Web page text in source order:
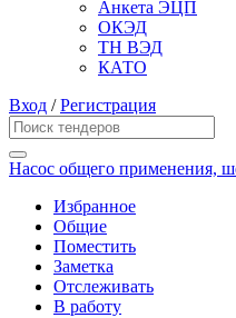
Анкета ЭЦП
ОКЭД
ТН ВЭД
КАТО
Вход /Регистрация
Насос общего применения,
Избранное
Общие
Поместить
Заметка
Отслеживать
В работу